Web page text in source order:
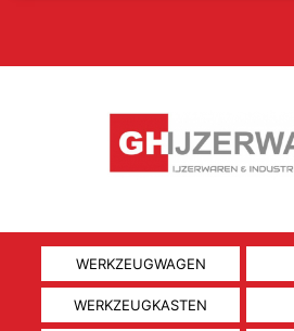
WERKZEUGWAGEN
WERKZEUGKASTEN